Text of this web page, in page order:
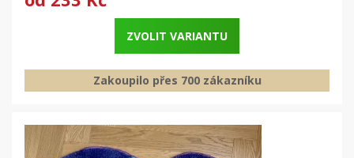
ZVOLIT VARIANTU
Zakoupilo přes 700 zákazníku